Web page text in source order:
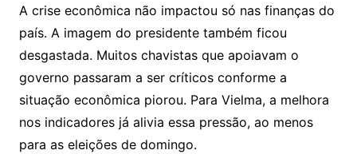
A crise econômica não impactou só nas finanças do
país. A imagem do presidente também ficou
desgastada. Muitos chavistas que apoiavam o
governo passaram a ser críticos conforme a
situação econômica piorou. Para Vielma, a melhora
nos indicadores já alivia essa pressão, ao menos
para as eleições de domingo.